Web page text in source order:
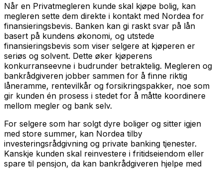
Når en Privatmegleren kunde skal kjøpe bolig, kan
megleren sette dem direkte i kontakt med Nordea for
finansieringsbevis. Banken kan gi raskt svar på lån
basert på kundens økonomi, og utstede
finansieringsbevis som viser selgere at kjøperen er
seriøs og solvent. Dette øker kjøperens
konkurranseevne i budrunder betraktelig. Megleren og
bankrådgiveren jobber sammen for å finne riktig
låneramme, rentevilkår og forsikringspakker, noe som
gir kunden én prosess i stedet for å måtte koordinere
mellom megler og bank selv.
For selgere som har solgt dyre boliger og sitter igjen
med store summer, kan Nordea tilby
investeringsrådgivning og private banking tjenester.
Kanskje kunden skal reinvestere i fritidseiendom eller
spare til pensjon, da kan bankrådgiveren hjelpe med